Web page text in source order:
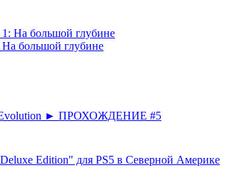
большой глубине
► ПРОХОЖДЕНИЕ #5
Edition" для PS5 в Северной Америке